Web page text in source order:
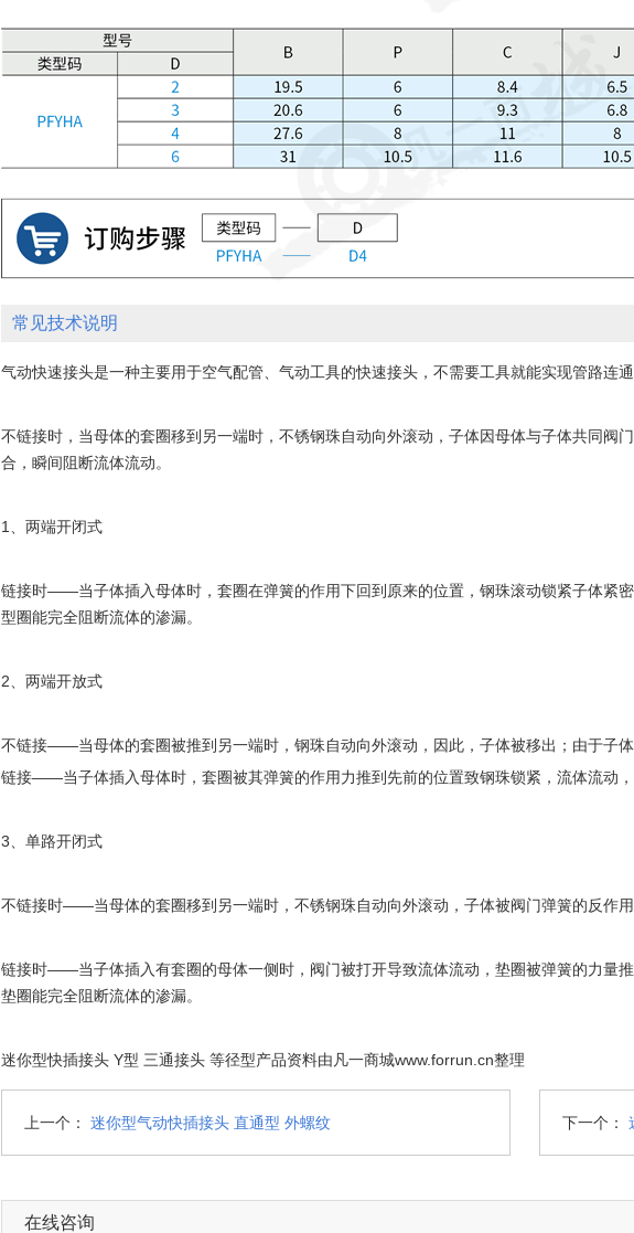
常见技术说明
气动快速接头是一种主要用于空气配管、气动工具的快速接头，不需要工具就能实现管路连
不链接时，当母体的套圈移到另一端时，不锈钢珠自动向外滚动，子体因母体与子体共同阀
合，瞬间阻断流体流动。
1、两端开闭式
链接时——当子体插入母体时，套圈在弹簧的作用下回到原来的位置，钢珠滚动锁紧子体紧
型圈能完全阻断流体的渗漏。
2、两端开放式
不链接——当母体的套圈被推到另一端时，钢珠自动向外滚动，因此，子体被移出；由于子
链接——当子体插入母体时，套圈被其弹簧的作用力推到先前的位置致钢珠锁紧，流体流动
3、单路开闭式
不链接时——当母体的套圈移到另一端时，不锈钢珠自动向外滚动，子体被阀门弹簧的反作
链接时——当子体插入有套圈的母体一侧时，阀门被打开导致流体流动，垫圈被弹簧的力量
垫圈能完全阻断流体的渗漏。
迷你型快插接头 Y型 三通接头 等径型产品资料由凡一商城www.forrun.cn整理
上一个： 迷你型气动快插接头 直通型 外螺纹 下一个：
在线咨询